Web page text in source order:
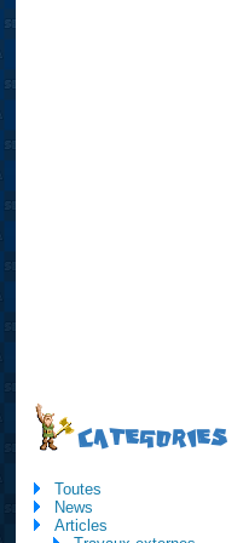
CATEGORIES
Toutes
News
Articles